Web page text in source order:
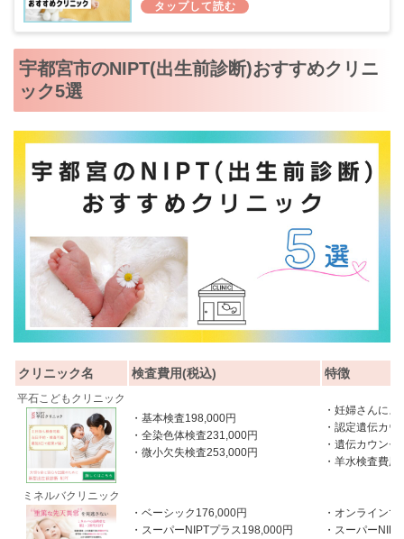
宇都宮市のNIPT(出生前診断)おすすめクリニ
ック5選
クリニック名 検査費用(税込) 特徴
平石こどもクリニック
・基本検査198,000円
・全染色体検査231,000円
・微小欠失検査253,000円
・妊婦さんによ
・認定遺伝カ
・遺伝カウン
・羊水検査費
ミネルバクリニック
・ベーシック176,000円
・スーパーNIPTプラス198,000円
・オンライン
・スーパー